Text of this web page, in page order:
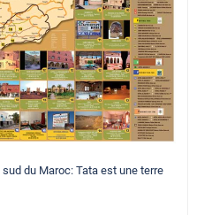
du Maroc: Tata est une terre